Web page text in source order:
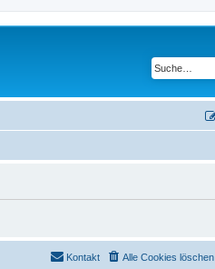
Alle Cookies löschen
Kontakt